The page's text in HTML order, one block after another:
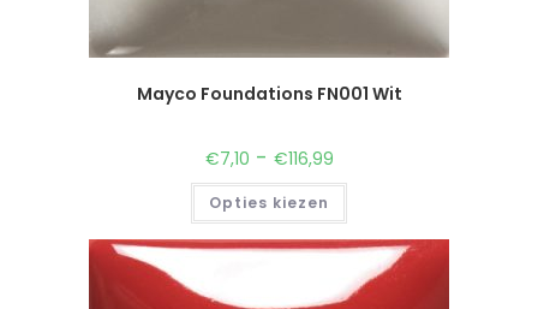
Mayco Foundations FN001 Wit
€7,10 - €116,99
Opties kiezen